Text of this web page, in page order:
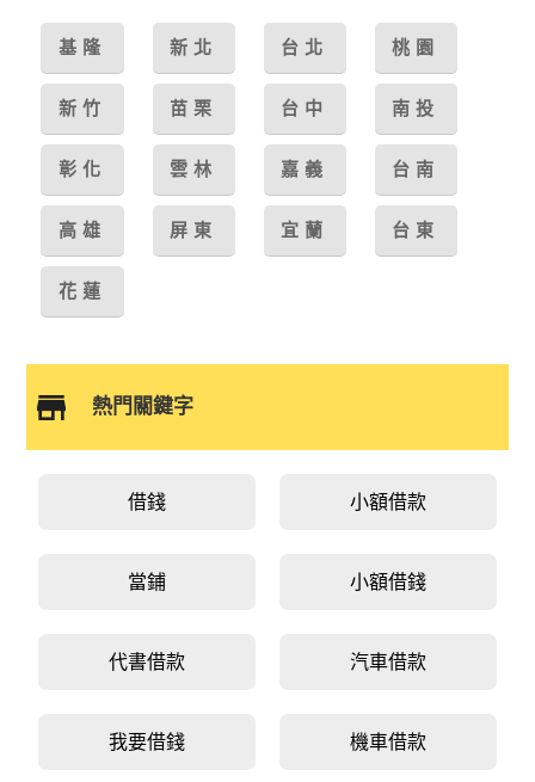
基隆 新北 台北 桃園
新竹 苗栗 台中 南投
彰化 雲林 嘉義 台南
高雄 屏東 宜蘭 台東
花蓮
熱門關鍵字
借錢 小額借款
當鋪 小額借錢
代書借款 汽車借款
我要借錢 機車借款